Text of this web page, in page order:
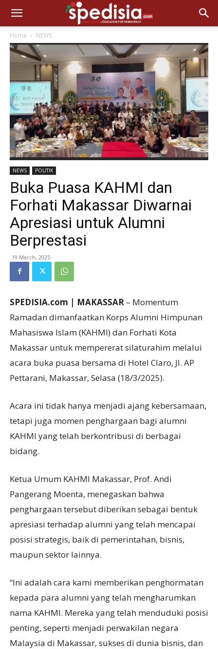
Home NEWS
NEWS POLITIK
Buka Puasa KAHMI dan
Forhati Makassar Diwarnai
Apresiasi untuk Alumni
Berprestasi
19 March, 2025
SPEDISIA.com | MAKASSAR – Momentum
Ramadan dimanfaatkan Korps Alumni Himpunan
Mahasiswa Islam (KAHMI) dan Forhati Kota
Makassar untuk mempererat silaturahim melalui
acara buka puasa bersama di Hotel Claro, Jl. AP
Pettarani, Makassar, Selasa (18/3/2025).
Acara ini tidak hanya menjadi ajang kebersamaan,
tetapi juga momen penghargaan bagi alumni
KAHMI yang telah berkontribusi di berbagai
bidang.
Ketua Umum KAHMI Makassar, Prof. Andi
Pangerang Moenta, menegaskan bahwa
penghargaan tersebut diberikan sebagai bentuk
apresiasi terhadap alumni yang telah mencapai
posisi strategis, baik di pemerintahan, bisnis,
maupun sektor lainnya.
“Ini adalah cara kami memberikan penghormatan
kepada para alumni yang telah mengharumkan
nama KAHMI. Mereka yang telah menduduki posisi
penting, seperti menjadi perwakilan negara
Malaysia di Makassar, sukses di dunia bisnis, dan